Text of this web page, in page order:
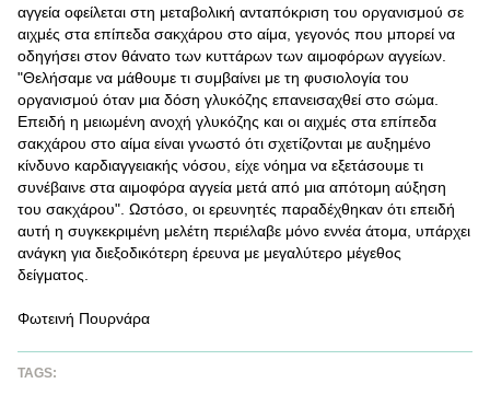
αγγεία οφείλεται στη μεταβολική ανταπόκριση του οργανισμού σε
αιχμές στα επίπεδα σακχάρου στο αίμα, γεγονός που μπορεί να
οδηγήσει στον θάνατο των κυττάρων των αιμοφόρων αγγείων.
"Θελήσαμε να μάθουμε τι συμβαίνει με τη φυσιολογία του
οργανισμού όταν μια δόση γλυκόζης επανεισαχθεί στο σώμα.
Επειδή η μειωμένη ανοχή γλυκόζης και οι αιχμές στα επίπεδα
σακχάρου στο αίμα είναι γνωστό ότι σχετίζονται με αυξημένο
κίνδυνο καρδιαγγειακής νόσου, είχε νόημα να εξετάσουμε τι
συνέβαινε στα αιμοφόρα αγγεία μετά από μια απότομη αύξηση
του σακχάρου". Ωστόσο, οι ερευνητές παραδέχθηκαν ότι επειδή
αυτή η συγκεκριμένη μελέτη περιέλαβε μόνο εννέα άτομα, υπάρχει
ανάγκη για διεξοδικότερη έρευνα με μεγαλύτερο μέγεθος
δείγματος.
Φωτεινή Πουρνάρα
TAGS: